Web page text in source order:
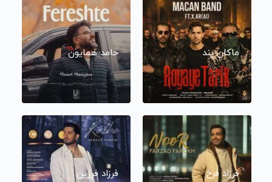
ماکان بند حامد همایون
فرزاد فرخ فرزاد فرزین